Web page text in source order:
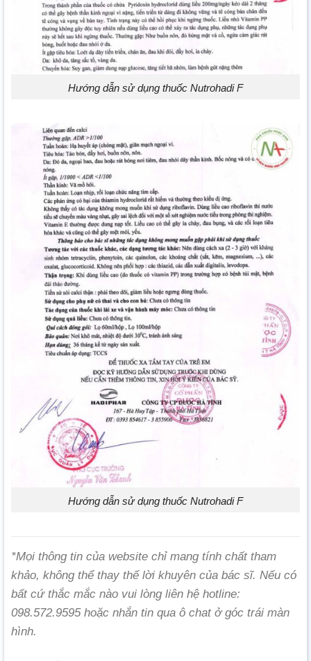
Hướng dẫn sử dụng thuốc Nutrohadi F
Hướng dẫn sử dụng thuốc Nutrohadi F
*Mọi thông tin của website chỉ mang tính chất tham
khảo, không thể thay thế lời khuyên của bác sĩ. Nếu có
bất cứ thắc mắc nào vui lòng liên hệ hotline:
098.572.9595 hoặc nhắn tin qua ô chat ở góc trái màn
hình.